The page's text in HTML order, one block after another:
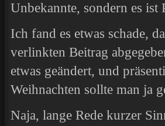
Unbekannte, sondern es
Ich fand es etwas schade,
verlinkten Beitrag
etwas geändert, und
Weihnachten sollte man ja
Naja, lange Rede kurzer